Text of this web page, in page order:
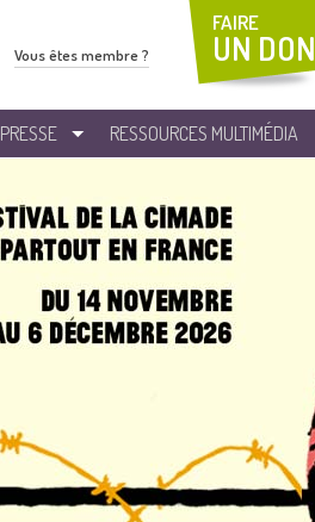
PRESSE RESSOURCES MULTIMÉDIA
Vous êtes membre ?
FAIRE
UN DON